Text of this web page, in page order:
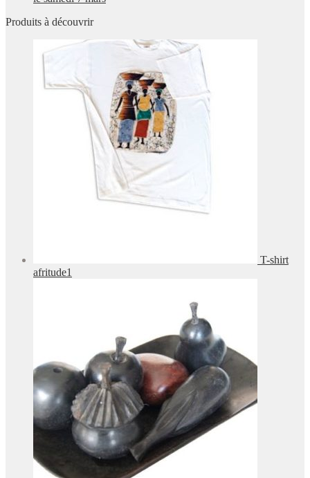
Produits à découvrir
T-shirt
afritude1